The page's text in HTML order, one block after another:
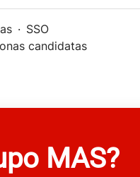
· SSO
candidatas
MAS?